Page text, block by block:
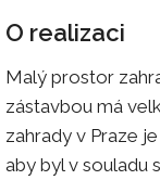
O realizaci
Malý prostor
zástavbou má
zahrady v Praze
aby byl v souladu